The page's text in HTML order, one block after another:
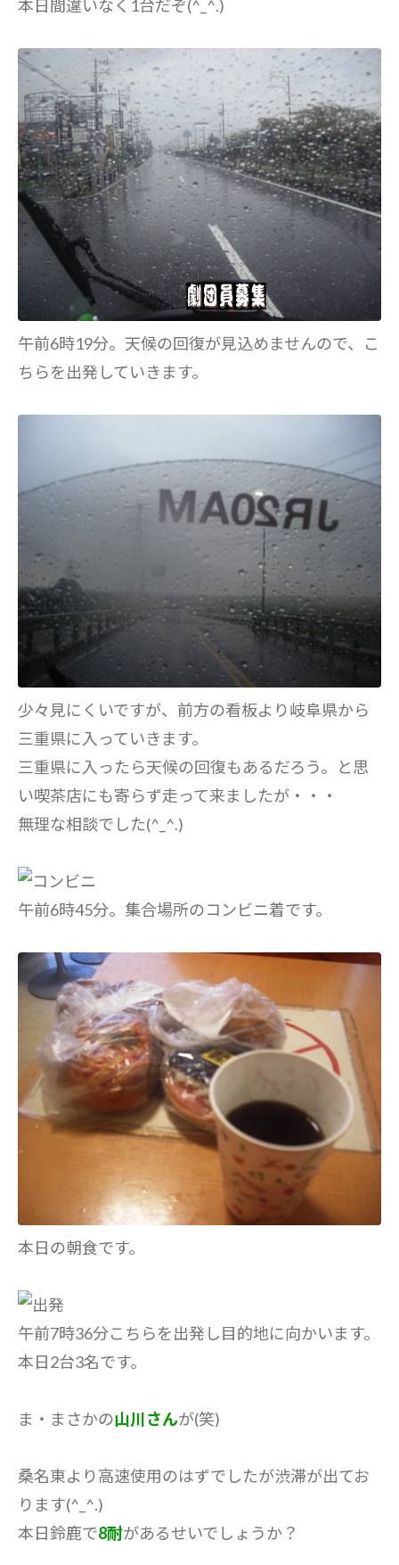
本日間違いなく1台だぞ(^_^.)
午前6時19分。天候の回復が見込めませんので、こ
ちらを出発していきます。
少々見にくいですが、前方の看板より岐阜県から
三重県に入っていきます。
三重県に入ったら天候の回復もあるだろう。と思
い喫茶店にも寄らず走って来ましたが・・・
無理な相談でした(^_^.)
午前6時45分。集合場所のコンビニ着です。
本日の朝食です。
午前7時36分こちらを出発し目的地に向かいます。
本日2台3名です。
ま・まさかの山川さんが(笑)
桑名東より高速使用のはずでしたが渋滞が出てお
ります(^_^.)
本日鈴鹿で8耐があるせいでしょうか？